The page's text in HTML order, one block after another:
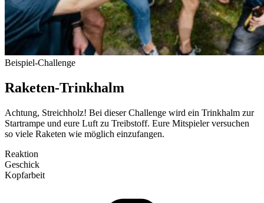
Bei­spiel-Challenge
Raketen-Trinkhalm
Achtung, Streichholz! Bei dieser Challenge wird ein Trinkhalm zur
Start­rampe und eure Luft zu Treib­stoff. Eure Mit­spieler ver­suchen
so viele Raketen wie möglich ein­zu­fangen.
Reaktion
Geschick
Kopf­arbeit